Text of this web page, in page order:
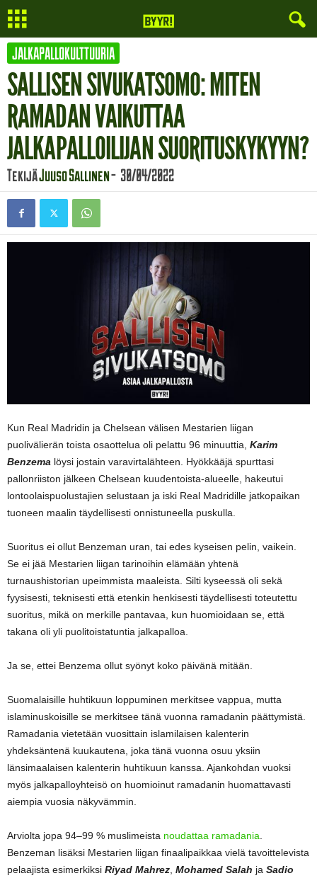
JALKAPALLOKULTTUURIA
SALLISEN SIVUKATSOMO: MITEN
RAMADAN VAIKUTTAA
JALKAPALLOILIJAN SUORITUSKYKYYN?
TekijäJuuso Sallinen- 30/04/2022
Kun Real Madridin ja Chelsean välisen Mestarien liigan
puolivälierän toista osaottelua oli pelattu 96 minuuttia, Karim
Benzema löysi jostain varavirtalähteen. Hyökkääjä spurttasi
pallonriiston jälkeen Chelsean kuudentoista-alueelle, hakeutui
lontoolaispuolustajien selustaan ja iski Real Madridille jatkopaikan
tuoneen maalin täydellisesti onnistuneella puskulla.
Suoritus ei ollut Benzeman uran, tai edes kyseisen pelin, vaikein.
Se ei jää Mestarien liigan tarinoihin elämään yhtenä
turnaushistorian upeimmista maaleista. Silti kyseessä oli sekä
fyysisesti, teknisesti että etenkin henkisesti täydellisesti toteutettu
suoritus, mikä on merkille pantavaa, kun huomioidaan se, että
takana oli yli puolitoistatuntia jalkapalloa.
Ja se, ettei Benzema ollut syönyt koko päivänä mitään.
Suomalaisille huhtikuun loppuminen merkitsee vappua, mutta
islaminuskoisille se merkitsee tänä vuonna ramadanin päättymistä.
Ramadania vietetään vuosittain islamilaisen kalenterin
yhdeksäntenä kuukautena, joka tänä vuonna osuu yksiin
länsimaalaisen kalenterin huhtikuun kanssa. Ajankohdan vuoksi
myös jalkapalloyhteisö on huomioinut ramadanin huomattavasti
aiempia vuosia näkyvämmin.
Arviolta jopa 94–99 % muslimeista noudattaa ramadania
Benzeman lisäksi Mestarien liigan finaalipaikkaa vielä tavoittelevista
pelaajista esimerkiksi Riyad Mahrez Mohamed Salah ja Sadio